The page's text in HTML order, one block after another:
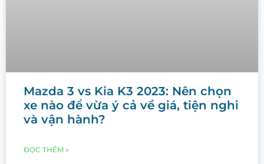
Mazda 3 vs Kia K3 2023: Nên chọn
xe nào để vừa ý cả về giá, tiện nghi
và vận hành?
ĐỌC THÊM »